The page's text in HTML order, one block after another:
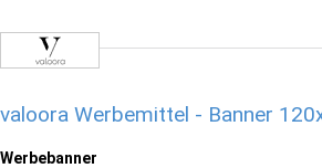
valoora Werbemittel - Banner
Werbebanner